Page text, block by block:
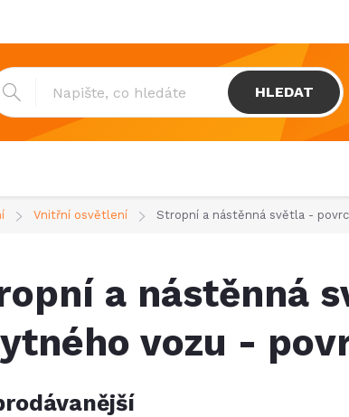
& platba
HLEDAT
Vnitřní osvětlení Stropní a nástěnná světla -
a nástěnná
vozu -